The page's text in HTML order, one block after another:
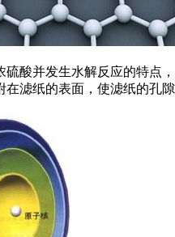
硫酸并发生水解反应的特点
在滤纸的表面，使滤纸的孔